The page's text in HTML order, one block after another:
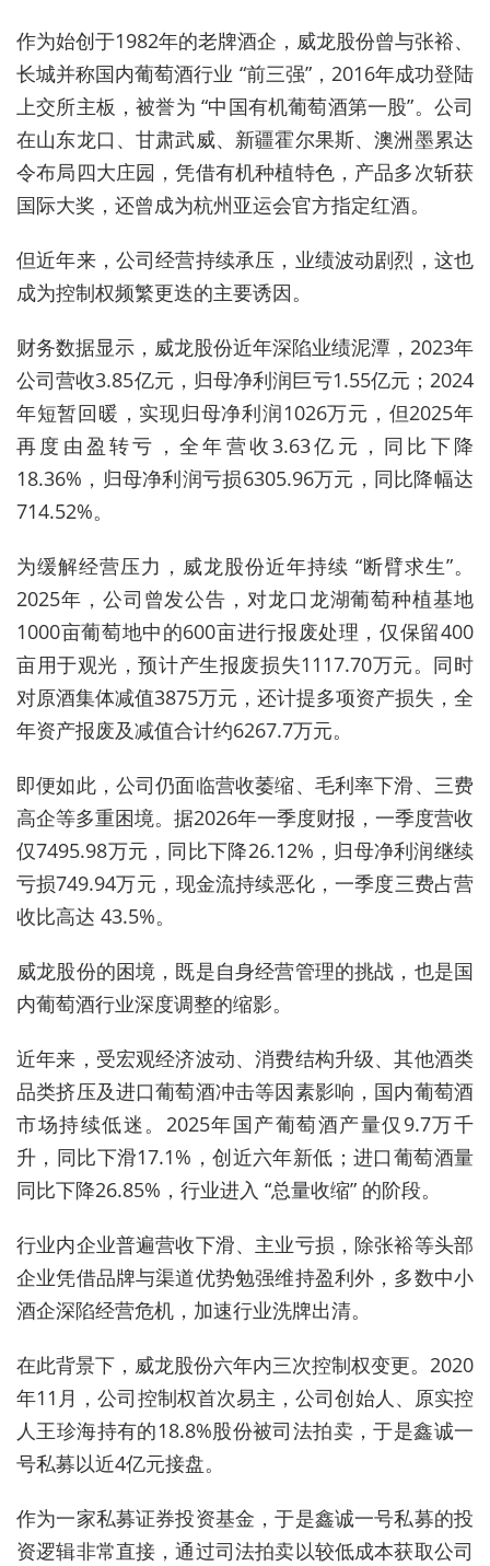
作为始创于1982年的老牌酒企，威龙股份曾与张裕、
长城并称国内葡萄酒行业 “前三强”，2016年成功登陆
上交所主板，被誉为 “中国有机葡萄酒第一股”。公司
在山东龙口、甘肃武威、新疆霍尔果斯、澳洲墨累达
令布局四大庄园，凭借有机种植特色，产品多次斩获
国际大奖，还曾成为杭州亚运会官方指定红酒。
但近年来，公司经营持续承压，业绩波动剧烈，这也
成为控制权频繁更迭的主要诱因。
财务数据显示，威龙股份近年深陷业绩泥潭，2023年
公司营收3.85亿元，归母净利润巨亏1.55亿元；2024
年短暂回暖，实现归母净利润1026万元，但2025年
再度由盈转亏，全年营收3.63亿元，同比下降
18.36%，归母净利润亏损6305.96万元，同比降幅达
714.52%。
为缓解经营压力，威龙股份近年持续 “断臂求生”。
2025年，公司曾发公告，对龙口龙湖葡萄种植基地
1000亩葡萄地中的600亩进行报废处理，仅保留400
亩用于观光，预计产生报废损失1117.70万元。同时
对原酒集体减值3875万元，还计提多项资产损失，全
年资产报废及减值合计约6267.7万元。
即便如此，公司仍面临营收萎缩、毛利率下滑、三费
高企等多重困境。据2026年一季度财报，一季度营收
仅7495.98万元，同比下降26.12%，归母净利润继续
亏损749.94万元，现金流持续恶化，一季度三费占营
收比高达 43.5%。
威龙股份的困境，既是自身经营管理的挑战，也是国
内葡萄酒行业深度调整的缩影。
近年来，受宏观经济波动、消费结构升级、其他酒类
品类挤压及进口葡萄酒冲击等因素影响，国内葡萄酒
市场持续低迷。2025年国产葡萄酒产量仅9.7万千
升，同比下滑17.1%，创近六年新低；进口葡萄酒量
同比下降26.85%，行业进入 “总量收缩” 的阶段。
行业内企业普遍营收下滑、主业亏损，除张裕等头部
企业凭借品牌与渠道优势勉强维持盈利外，多数中小
酒企深陷经营危机，加速行业洗牌出清。
在此背景下，威龙股份六年内三次控制权变更。2020
年11月，公司控制权首次易主，公司创始人、原实控
人王珍海持有的18.8%股份被司法拍卖，于是鑫诚一
号私募以近4亿元接盘。
作为一家私募证券投资基金，于是鑫诚一号私募的投
资逻辑非常直接，通过司法拍卖以较低成本获取公司